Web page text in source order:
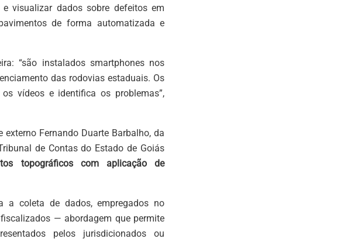
visualizar dados sobre defeitos em
de forma automatizada e
“são instalados smartphones nos
das rodovias estaduais. Os
vídeos e identifica os problemas”,
Fernando Duarte Barbalho, da
de Contas do Estado de Goiás
topográficos com aplicação de
a coleta de dados, empregados no
— abordagem que permite
pelos jurisdicionados ou